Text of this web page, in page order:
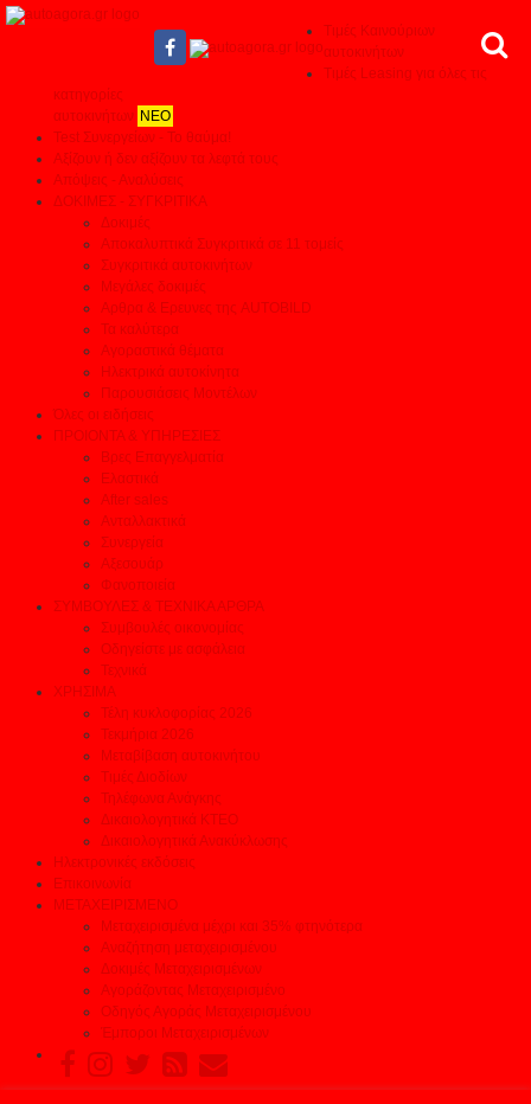
Τιμές Καινούριων
αυτοκινήτων
Τιμές Leasing για όλες τις
κατηγορίες
αυτοκινήτων ΝΕΟ
Test Συνεργείων - Το θαύμα!
Αξίζουν ή δεν αξίζουν τα λεφτά τους
Απόψεις - Αναλύσεις
ΔΟΚΙΜΕΣ - ΣΥΓΚΡΙΤΙΚΑ
Δοκιμές
Αποκαλυπτικά Συγκριτικά σε 11 τομείς
Συγκριτικά αυτοκινήτων
Μεγάλες δοκιμές
Αρθρα & Ερευνες της AUTOBILD
Τα καλύτερα
Αγοραστικά θέματα
Ηλεκτρικά αυτοκίνητα
Παρουσιάσεις Μοντέλων
Όλες οι ειδήσεις
ΠΡΟΙΟΝΤΑ & ΥΠΗΡΕΣΙΕΣ
Βρες Επαγγελματία
Ελαστικά
After sales
Ανταλλακτικά
Συνεργεία
Αξεσουάρ
Φανοποιεία
ΣΥΜΒΟΥΛΕΣ & ΤΕΧΝΙΚΑ ΑΡΘΡΑ
Συμβουλές οικονομίας
Οδηγείστε με ασφάλεια
Τεχνικά
ΧΡΗΣΙΜΑ
Τέλη κυκλοφορίας 2026
Τεκμήρια 2026
Μεταβίβαση αυτοκινήτου
Τιμές Διοδίων
Τηλέφωνα Ανάγκης
Δικαιολογητικά ΚΤΕΟ
Δικαιολογητικά Ανακύκλωσης
Ηλεκτρονικές εκδόσεις
Επικοινωνία
ΜΕΤΑΧΕΙΡΙΣΜΕΝΟ
Μεταχειρισμένα μέχρι και 35% φτηνότερα
Αναζήτηση μεταχειρισμένου
Δοκιμές Μεταχειρισμένων
Αγοράζοντας Μεταχειρισμένο
Οδηγός Αγοράς Μεταχειρισμένου
Έμποροι Μεταχειρισμένων